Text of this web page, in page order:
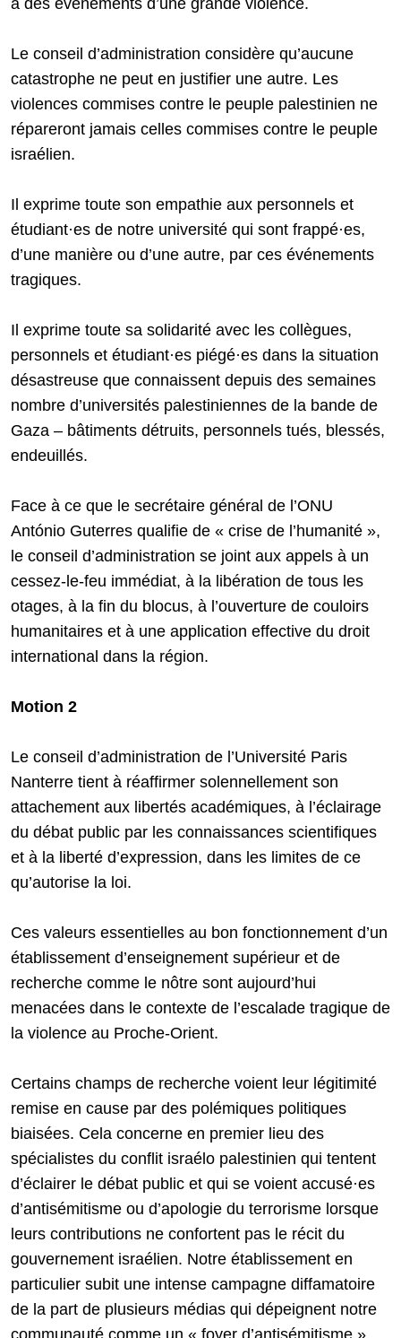
à des évènements d’une grande violence.
Le conseil d’administration considère qu’aucune
catastrophe ne peut en justifier une autre. Les
violences commises contre le peuple palestinien ne
répareront jamais celles commises contre le peuple
israélien.
Il exprime toute son empathie aux personnels et
étudiant·es de notre université qui sont frappé·es,
d’une manière ou d’une autre, par ces événements
tragiques.
Il exprime toute sa solidarité avec les collègues,
personnels et étudiant·es piégé·es dans la situation
désastreuse que connaissent depuis des semaines
nombre d’universités palestiniennes de la bande de
Gaza – bâtiments détruits, personnels tués, blessés,
endeuillés.
Face à ce que le secrétaire général de l’ONU
António Guterres qualifie de « crise de l’humanité »,
le conseil d’administration se joint aux appels à un
cessez-le-feu immédiat, à la libération de tous les
otages, à la fin du blocus, à l’ouverture de couloirs
humanitaires et à une application effective du droit
international dans la région.
Motion 2
Le conseil d’administration de l’Université Paris
Nanterre tient à réaffirmer solennellement son
attachement aux libertés académiques, à l’éclairage
du débat public par les connaissances scientifiques
et à la liberté d’expression, dans les limites de ce
qu’autorise la loi.
Ces valeurs essentielles au bon fonctionnement d’un
établissement d’enseignement supérieur et de
recherche comme le nôtre sont aujourd’hui
menacées dans le contexte de l’escalade tragique de
la violence au Proche-Orient.
Certains champs de recherche voient leur légitimité
remise en cause par des polémiques politiques
biaisées. Cela concerne en premier lieu des
spécialistes du conflit israélo palestinien qui tentent
d’éclairer le débat public et qui se voient accusé·es
d’antisémitisme ou d’apologie du terrorisme lorsque
leurs contributions ne confortent pas le récit du
gouvernement israélien. Notre établissement en
particulier subit une intense campagne diffamatoire
de la part de plusieurs médias qui dépeignent notre
communauté comme un « foyer d’antisémitisme ».